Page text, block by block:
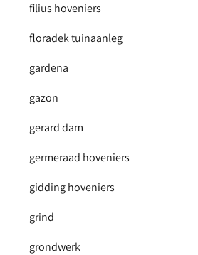
filius hoveniers
floradek tuinaanleg
gardena
gazon
gerard dam
germeraad hoveniers
gidding hoveniers
grind
grondwerk